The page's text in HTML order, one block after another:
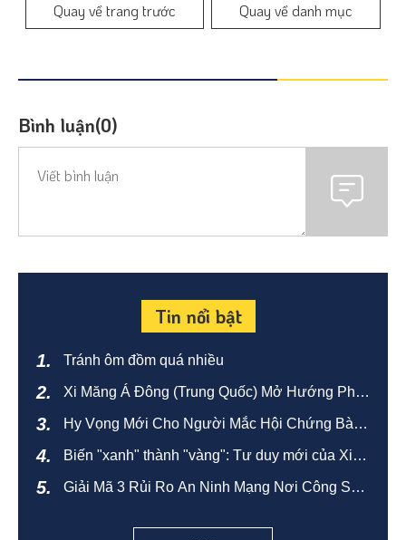
Quay về trang trước Quay về danh mục
Bình luận(0)
Tin nổi bật
Tránh ôm đồm quá nhiều
Xi Măng Á Đông (Trung Quốc) Mở Hướng Phát
Hy Vọng Mới Cho Người Mắc Hội Chứng Bàng
Biến "xanh" thành "vàng": Tư duy mới của Xi
Giải Mã 3 Rủi Ro An Ninh Mạng Nơi Công Sở: